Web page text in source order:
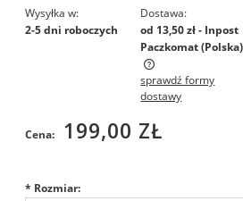
Wysyłka w:
2-5 dni roboczych
Dostawa:
od 13,50 zł- Inpost
Paczkomat(Polska)
Cena nie zawiera ewentualnych
sprawdź formy
dostawy
Cena: 199,00 ZŁ
* Rozmiar: